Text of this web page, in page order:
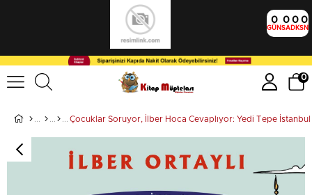
0
GÜN
0
SA
0
DK
0
SN
0
Çocuklar Soruyor, İlber Hoca Cevaplıyor: Yedi Tepe İstanbul